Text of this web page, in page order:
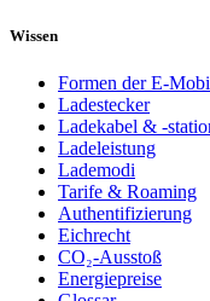
Wissen
Formen der E-
Ladestecker
Ladekabel & -
Ladeleistung
Lademodi
Tarife & Roaming
Authentifizierung
Eichrecht
CO₂-Ausstoß
Energiepreise